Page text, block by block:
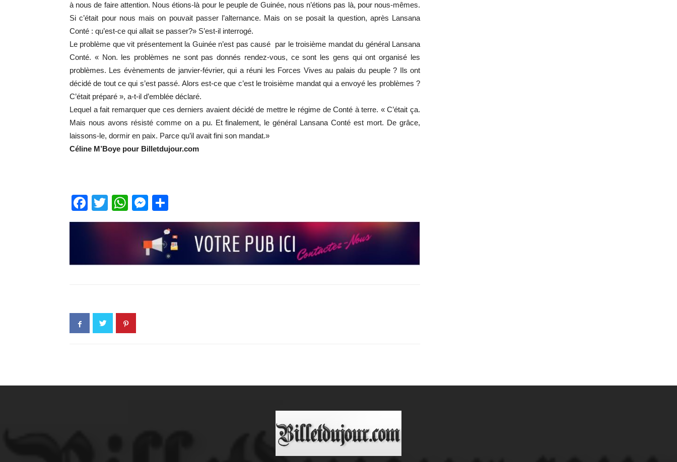
à nous de faire attention. Nous étions-là pour le peuple de Guinée, nous n’étions pas là, pour nous-mêmes.
Si c’était pour nous mais on pouvait passer l’alternance. Mais on se posait la question, après Lansana
Conté : qu’est-ce qui allait se passer?» S’est-il interrogé.
Le problème que vit présentement la Guinée n’est pas causé par le troisième mandat du général Lansana
Conté. « Non. les problèmes ne sont pas donnés rendez-vous, ce sont les gens qui ont organisé les
problèmes. Les évènements de janvier-février, qui a réuni les Forces Vives au palais du peuple ? Ils ont
décidé de tout ce qui s’est passé. Alors est-ce que c’est le troisième mandat qui a envoyé les problèmes ?
C’était préparé », a-t-il d’emblée déclaré.
Lequel a fait remarquer que ces derniers avaient décidé de mettre le régime de Conté à terre. « C’était ça.
Mais nous avons résisté comme on a pu. Et finalement, le général Lansana Conté est mort. De grâce,
laissons-le, dormir en paix. Parce qu’il avait fini son mandat.»
Céline M’Boye pour Billetdujour.com
Facebook
TwitterWhatsApp
Messenger